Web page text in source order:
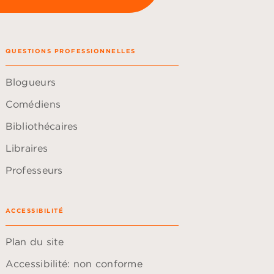
QUESTIONS PROFESSIONNELLES
Blogueurs
Comédiens
Bibliothécaires
Libraires
Professeurs
ACCESSIBILITÉ
Plan du site
Accessibilité: non conforme